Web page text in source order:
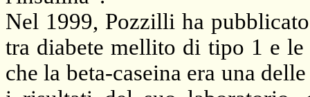
Nel 1999, Pozzilli ha
tra diabete mellito di tipo 1 e
che la beta-caseina era una